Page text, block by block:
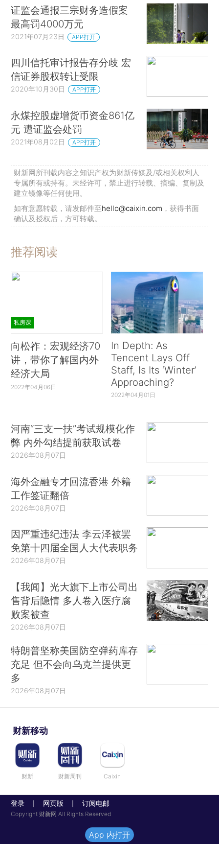
证监会通报三宗财务造假案
最高罚4000万元
2021年07月23日 APP打开
四川信托审计报告存分歧 宏
信证券股权转让受限
2020年10月30日 APP打开
永煤控股虚增货币资金861亿
元 遭证监会处罚
2021年08月02日 APP打开
财新网所刊载内容之知识产权为财新传媒及/或相关权利人
专属所有或持有。未经许可，禁止进行转载、摘编、复制及
建立镜像等任何使用。
如有意愿转载，请发邮件至hello@caixin.com ，获得书面
确认及授权后，方可转载。
推荐阅读
私房课
向松祚：宏观经济70
讲，带你了解国内外
经济大局
2022年04月06日
In Depth: As
Tencent Lays Off
Staff, Is Its ‘Winter’
Approaching?
2022年04月01日
河南“三支一扶”考试规模化作
弊 内外勾结提前获取试卷
2026年08月07日
海外金融专才回流香港 外籍
工作签证翻倍
2026年08月07日
因严重违纪违法 李云泽被罢
免第十四届全国人大代表职务
2026年08月07日
【我闻】光大旗下上市公司出
售背后隐情 多人卷入医疗腐
败案被查
2026年08月07日
特朗普坚称美国防空弹药库存
充足 但不会向乌克兰提供更
多
2026年08月07日
财新移动
财新 财新周刊 Caixin
登录 网页版 订阅电邮
Copyright 财新网 All Rights Reserved
App 内打开